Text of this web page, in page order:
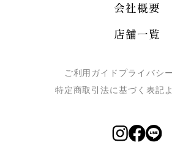
会社概要
店舗一覧
ご利用ガイド プライバシ
特定商取引法に基づく表記